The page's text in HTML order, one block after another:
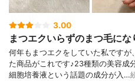
3.00
まつエクいらずのまつ毛にな
何年もまつエクをしていた私です
た商品がこれです♪23種類の美容成
細胞培養液という話題の成分が入…